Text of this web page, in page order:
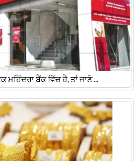
ਮਹਿੰਦਰਾ ਬੈਂਕ ਵਿੱਚ ਹੈ, ਤਾਂ ਜਾਣੋ ...